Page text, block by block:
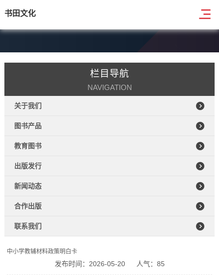
书田文化
栏目导航
NAVIGATION
关于我们
图书产品
教育图书
出版发行
新闻动态
合作出版
联系我们
中小学教辅材料政策明白卡
发布时间：2026-05-20 人气：85